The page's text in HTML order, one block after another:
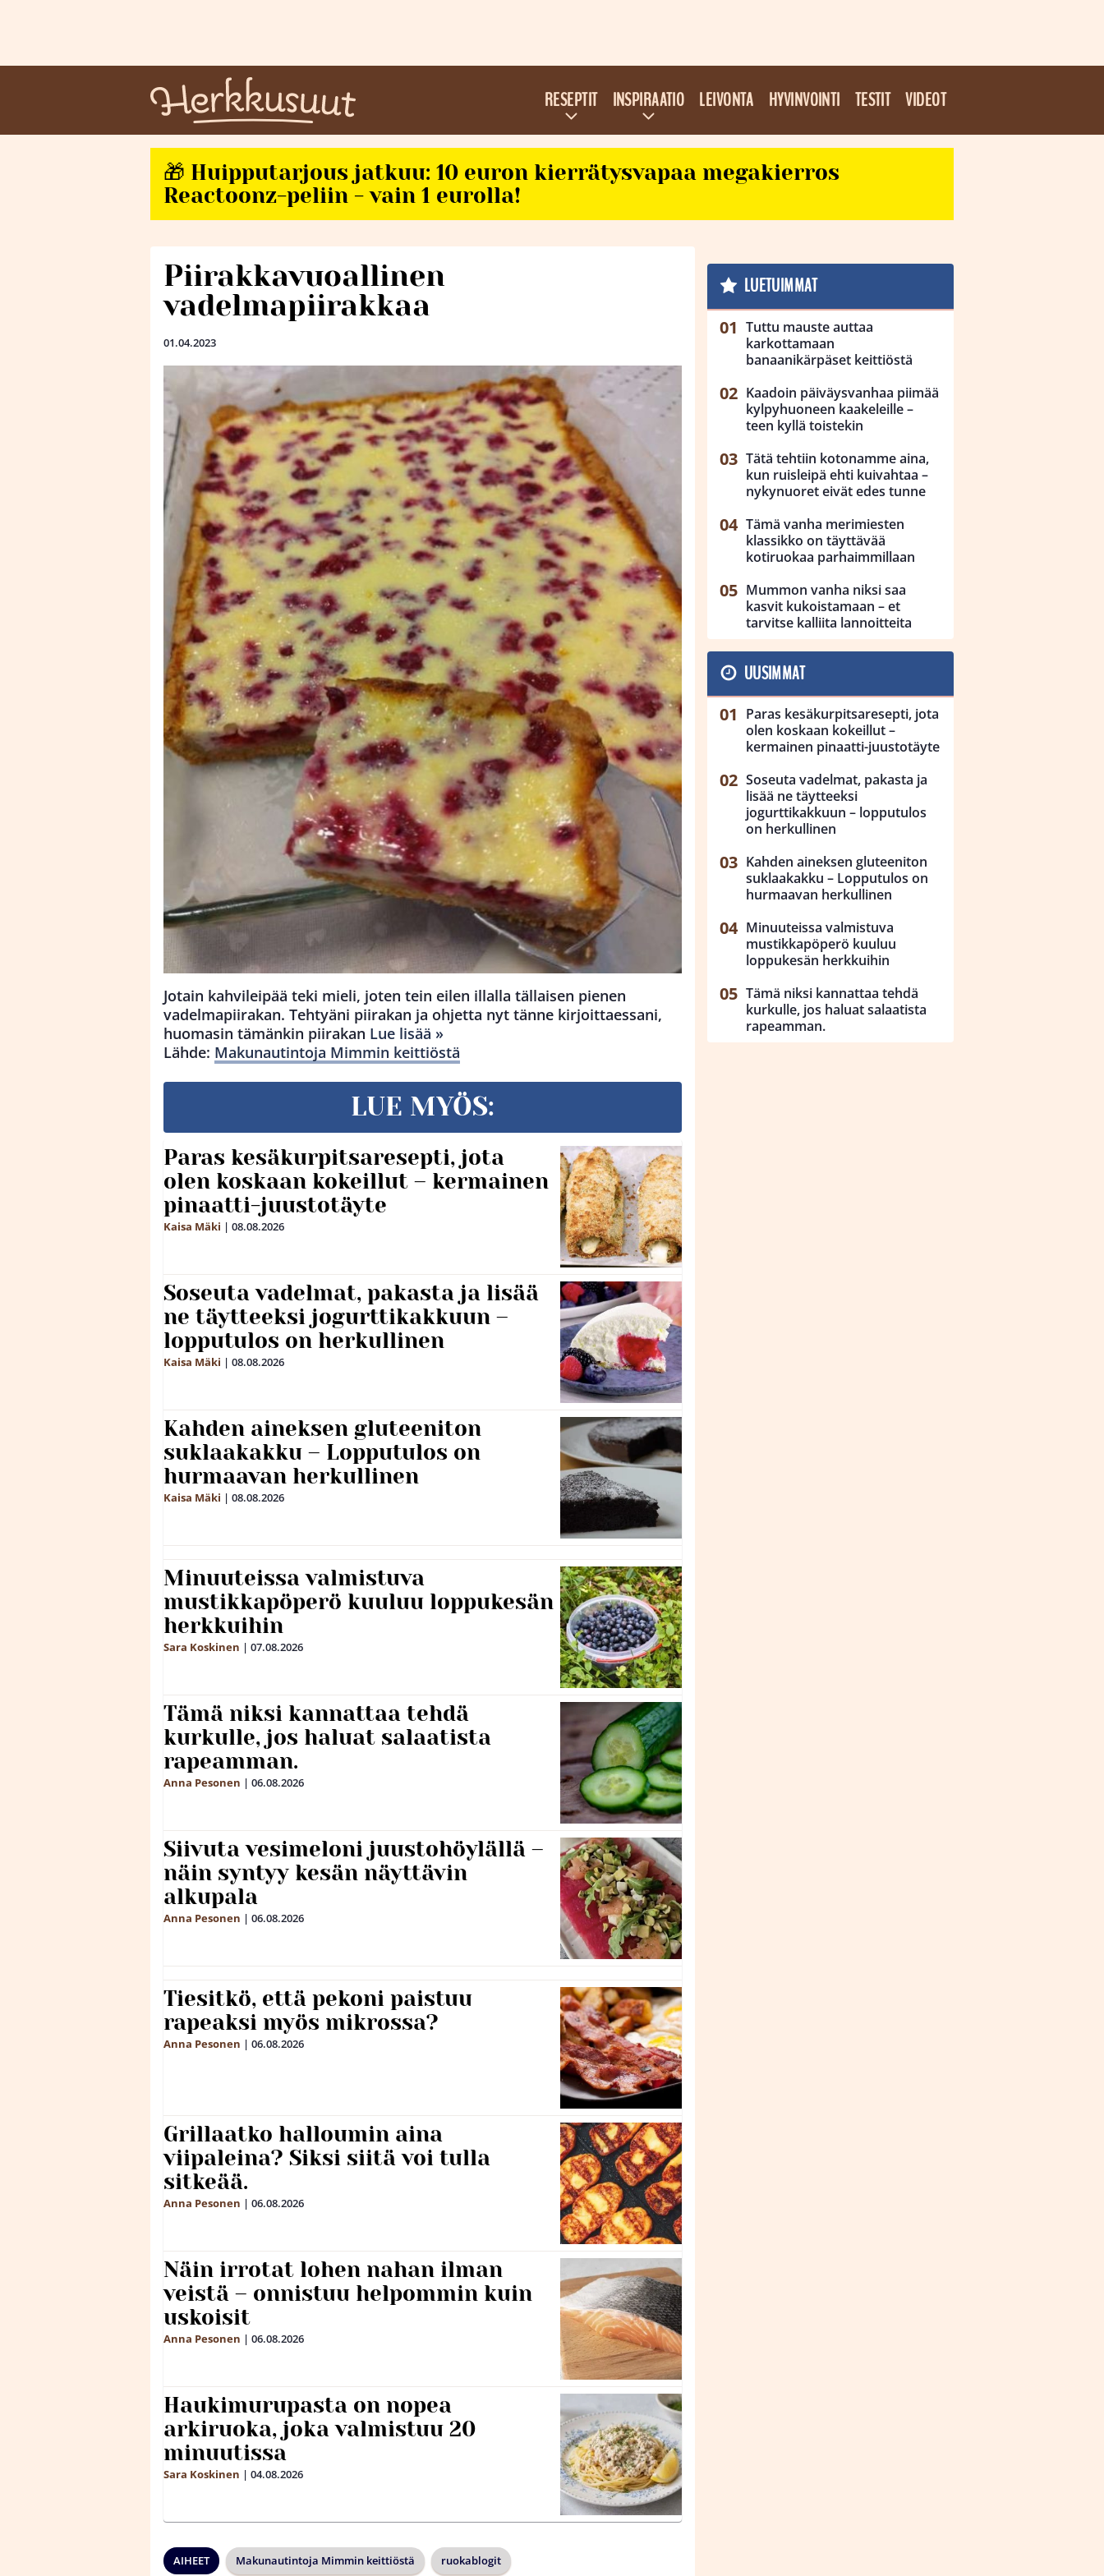
RESEPTIT INSPIRAATIO LEIVONTA HYVINVOINTI TESTIT VIDEOT
🎁 Huipputarjous jatkuu: 10 euron kierrätysvapaa megakierros
Reactoonz-peliin - vain 1 eurolla!
Piirakkavuoallinen
vadelmapiirakkaa
01.04.2023
Jotain kahvileipää teki mieli, joten tein eilen illalla tällaisen pienen
vadelmapiirakan. Tehtyäni piirakan ja ohjetta nyt tänne kirjoittaessani,
huomasin tämänkin piirakan Lue lisää »
Lähde: Makunautintoja Mimmin keittiöstä
LUE MYÖS:
Paras kesäkurpitsaresepti, jota
olen koskaan kokeillut – kermainen
pinaatti-juustotäyte
Kaisa Mäki | 08.08.2026
Soseuta vadelmat, pakasta ja lisää
ne täytteeksi jogurttikakkuun –
lopputulos on herkullinen
Kaisa Mäki | 08.08.2026
Kahden aineksen gluteeniton
suklaakakku – Lopputulos on
hurmaavan herkullinen
Kaisa Mäki | 08.08.2026
Minuuteissa valmistuva
mustikkapöperö kuuluu loppukesän
herkkuihin
Sara Koskinen | 07.08.2026
Tämä niksi kannattaa tehdä
kurkulle, jos haluat salaatista
rapeamman.
Anna Pesonen | 06.08.2026
Siivuta vesimeloni juustohöylällä –
näin syntyy kesän näyttävin
alkupala
Anna Pesonen | 06.08.2026
Tiesitkö, että pekoni paistuu
rapeaksi myös mikrossa?
Anna Pesonen | 06.08.2026
Grillaatko halloumin aina
viipaleina? Siksi siitä voi tulla
sitkeää.
Anna Pesonen | 06.08.2026
Näin irrotat lohen nahan ilman
veistä – onnistuu helpommin kuin
uskoisit
Anna Pesonen | 06.08.2026
Haukimurupasta on nopea
arkiruoka, joka valmistuu 20
minuutissa
Sara Koskinen | 04.08.2026
AIHEET Makunautintoja Mimmin keittiöstä ruokablogit
LUETUIMMAT
Tuttu mauste auttaa
karkottamaan
banaanikärpäset keittiöstä
Kaadoin päiväysvanhaa piimää
kylpyhuoneen kaakeleille –
teen kyllä toistekin
Tätä tehtiin kotonamme aina,
kun ruisleipä ehti kuivahtaa –
nykynuoret eivät edes tunne
Tämä vanha merimiesten
klassikko on täyttävää
kotiruokaa parhaimmillaan
Mummon vanha niksi saa
kasvit kukoistamaan – et
tarvitse kalliita lannoitteita
UUSIMMAT
Paras kesäkurpitsaresepti, jota
olen koskaan kokeillut –
kermainen pinaatti-juustotäyte
Soseuta vadelmat, pakasta ja
lisää ne täytteeksi
jogurttikakkuun – lopputulos
on herkullinen
Kahden aineksen gluteeniton
suklaakakku – Lopputulos on
hurmaavan herkullinen
Minuuteissa valmistuva
mustikkapöperö kuuluu
loppukesän herkkuihin
Tämä niksi kannattaa tehdä
kurkulle, jos haluat salaatista
rapeamman.